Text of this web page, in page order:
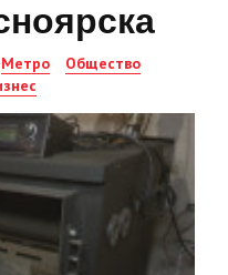
Метро
Общество